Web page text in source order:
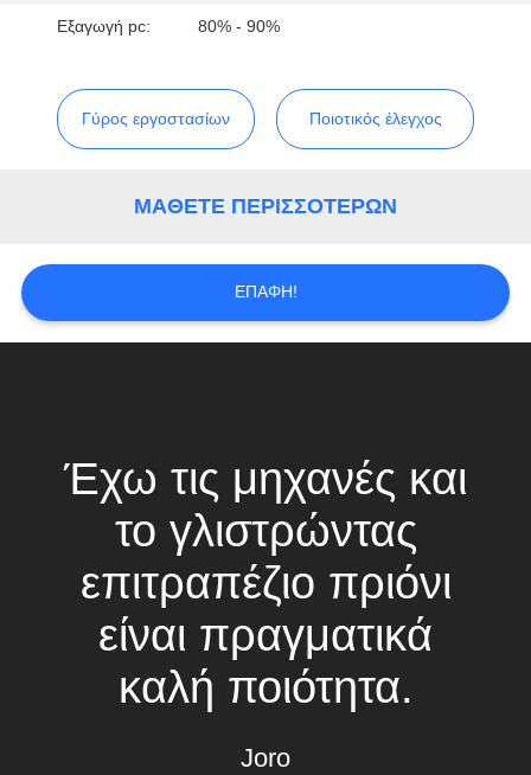
ΈΝΑ
SITEMAP
Εξαγωγή pc: 80% - 90%
Γύρος εργοστασίων Ποιοτικός έλεγχος
ΜΆΘΕΤΕ ΠΕΡΙΣΣΌΤΕΡΩΝ
ΕΠΑΦΉ!
Έχω τις μηχανές και
το γλιστρώντας
επιτραπέζιο πριόνι
είναι πραγματικά
καλή ποιότητα.
Joro